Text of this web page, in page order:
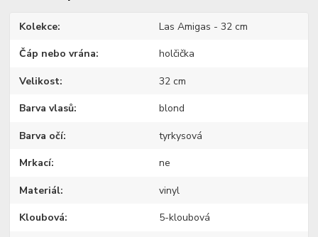
Kolekce Las Amigas - 32 cm
Čáp nebo vrána holčička
Velikost 32 cm
Barva vlasů blond
Barva očí tyrkysová
Mrkací ne
Materiál vinyl
Kloubová 5-kloubová